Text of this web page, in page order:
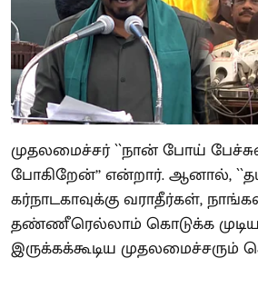
முதலமைச்சர் ``நான் போய்
போகிறேன்’’ என்றார். ஆனால்,
கர்நாடகாவுக்கு வராதீர்கள்,
தண்ணீரெல்லாம் கொடுக்க
இருக்கக்கூடிய முதலமைச்சரும்